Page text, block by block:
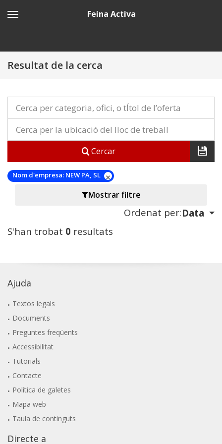
Feina Activa
Resultat de la cerca
Cercar
Nom d'empresa: NEW PA, SL
Mostrar filtre
Ordenat per:Data
S'han trobat 0 resultats
Ajuda
Textos legals
Documents
Preguntes freqüents
Accessibilitat
Tutorials
Contacte
Política de galetes
Mapa web
Taula de continguts
Directe a